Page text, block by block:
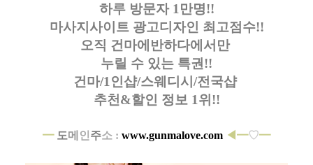
하루 방문자 1만명!!
마사지사이트 광고디자인 최고점수!!
오직 건마에반하다에서만
누릴 수 있는 특권!!
건마/1인샵/스웨디시/전국샵
추천&할인 정보 1위!!
━ 도메 인 주소 : www.gunmalove.com ◀━♡━